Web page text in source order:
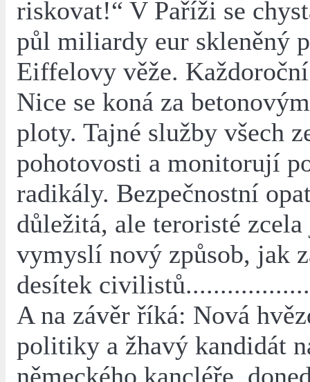
riskovat!“ V Paříži se
půl miliardy eur skleněný
Eiffelovy věže.
Nice se koná za
ploty. Tajné služby všech
pohotovosti a monitorují
radikály. Bezpečnostní
důležitá, ale teroristé
vymyslí nový způsob, jak
desítek
A na závěr říká: Nová
politiky a žhavý kandidát
německého kancléře,